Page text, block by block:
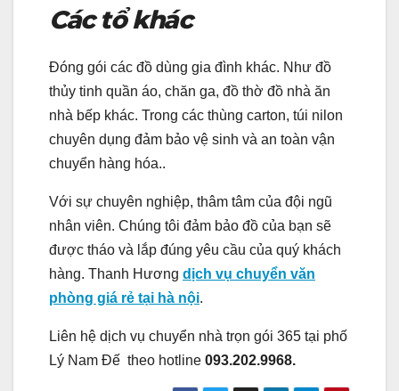
Các tổ khác
Đóng gói các đồ dùng gia đình khác. Như đồ
thủy tinh quần áo, chăn ga, đồ thờ đồ nhà ăn
nhà bếp khác. Trong các thùng carton, túi nilon
chuyên dụng đảm bảo vệ sinh và an toàn vận
chuyển hàng hóa..
Với sự chuyên nghiệp, thâm tâm của đội ngũ
nhân viên. Chúng tôi đảm bảo đồ của bạn sẽ
được tháo và lắp đúng yêu cầu của quý khách
hàng. Thanh Hương dịch vụ chuyển văn
phòng giá rẻ tại hà nội.
Liên hệ dịch vụ chuyển nhà trọn gói 365 tại phố
Lý Nam Đế theo hotline 093.202.9968.